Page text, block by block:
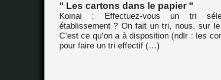
" Les cartons dans le papier "
Koinai : Effectuez-vous un tri
établissement ? On fait un tri, nous, sur
C’est ce qu’on a à disposition (ndlr : les
pour faire un tri effectif (…)